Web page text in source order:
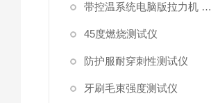
带控温系统电脑版拉力机 统电脑版拉力机
45度燃烧测试仪
防护服耐穿刺性测试仪
牙刷毛束强度测试仪